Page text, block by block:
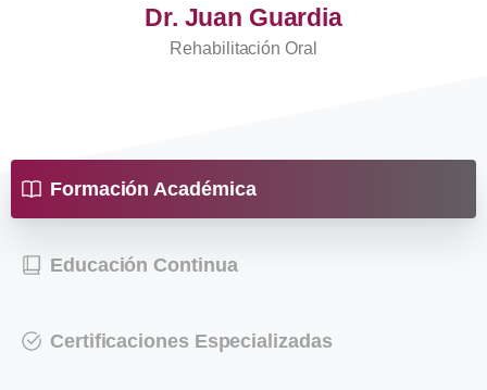
Dr. Juan Guardia
Rehabilitación Oral
Formación Académica
Educación Continua
Certificaciones Especializadas